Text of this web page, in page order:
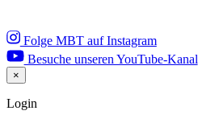
Folge MBT auf Instagram
Besuche unseren YouTube-Kanal
×
Close
Login